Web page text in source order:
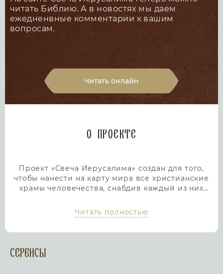
читать Библию. А в новостях мы даем
ежедненвные комментарии к вашим
вопросам.
Читать онлайн
О проекте
Проект «Свеча Иерусалима» создан для того,
чтобы нанести на карту мира все христианские
храмы человечества, снабдив каждый из них
мы дадим людям возможность посетить любой
храм или дольмен не выходя из дома, просто
помощь в возжжения свечей за здравие и
упокой в христианских храмах Иерусалима и
Читать полностью
Сервисы